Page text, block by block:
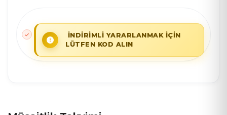
İNDİRİMLİ YARARLANMAK İÇİN
LÜTFEN KOD ALIN